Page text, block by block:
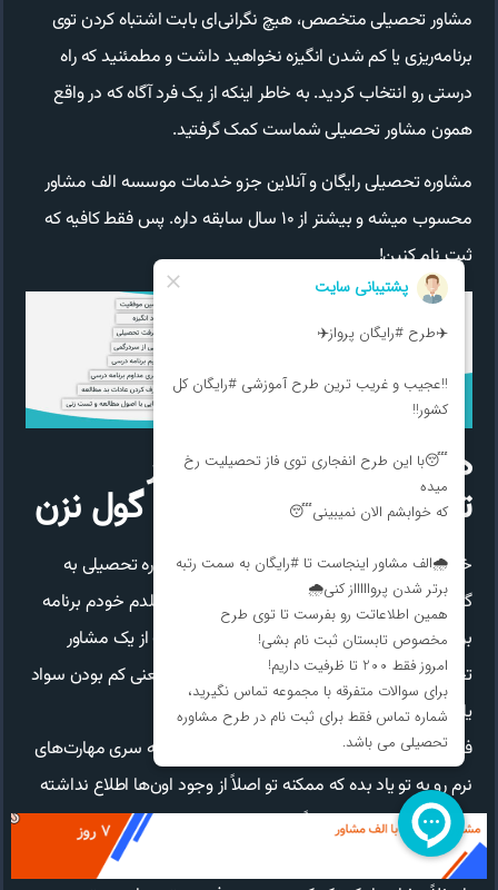
مشاور تحصیلی متخصص، هیچ نگرانی‌ای بابت اشتباه کردن توی
برنامه‌ریزی یا کم شدن انگیزه نخواهید داشت و مطمئنید که راه
درستی رو انتخاب کردید. به خاطر اینکه از یک فرد آگاه که در واقع
همون مشاور تحصیلی شماست کمک گرفتید.
مشاوره تحصیلی رایگان و آنلاین جزو خدمات موسسه الف مشاور
محسوب میشه و بیشتر از ۱۰ سال سابقه داره. پس فقط کافیه که
ثبت نام کنین!
هیچ وقت خودت مشاور
تحصیلی نمیشی، خودتو گول نزن
خیلی از دانش آموزا زمانی که اسم مشاور و مشاوره تحصیلی به
گوششون می‌خوره گارد می‌گیرن و میگن که من بلدم خودم برنامه
بریزم و اجرا کنم. رفیق اینکه تو توی مسیر کنکورت از یک مشاور
تحصیلی در آمل کمک بگیری، به هیچ عنوان به معنی کم بودن سواد
یا اطلاعات تو نیست.
فقط همونطور که بهت گفتم مشاور وظیفه داره یه سری مهارت‌های
نرم رو به تو یاد بده که ممکنه تو اصلاً از وجود اون‌ها اطلاع نداشته
باشی. مثلاً ممکنه تو اصلاً ندونی که با یک روش جدید مطالعه
می‌تونی روزی سه ساعت توی تایمت صرفه‌جویی کنی.